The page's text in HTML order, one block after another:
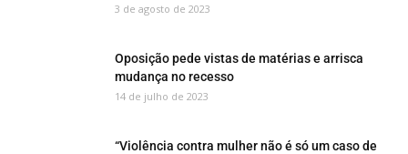
3 de agosto de 2023
Oposição pede vistas de matérias e arrisca
mudança no recesso
14 de julho de 2023
“Violência contra mulher não é só um caso de